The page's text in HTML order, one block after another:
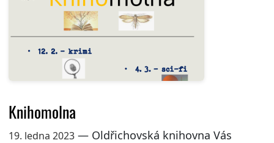
Knihomolna
19. ledna 2023— Oldřichovská knihovna Vás